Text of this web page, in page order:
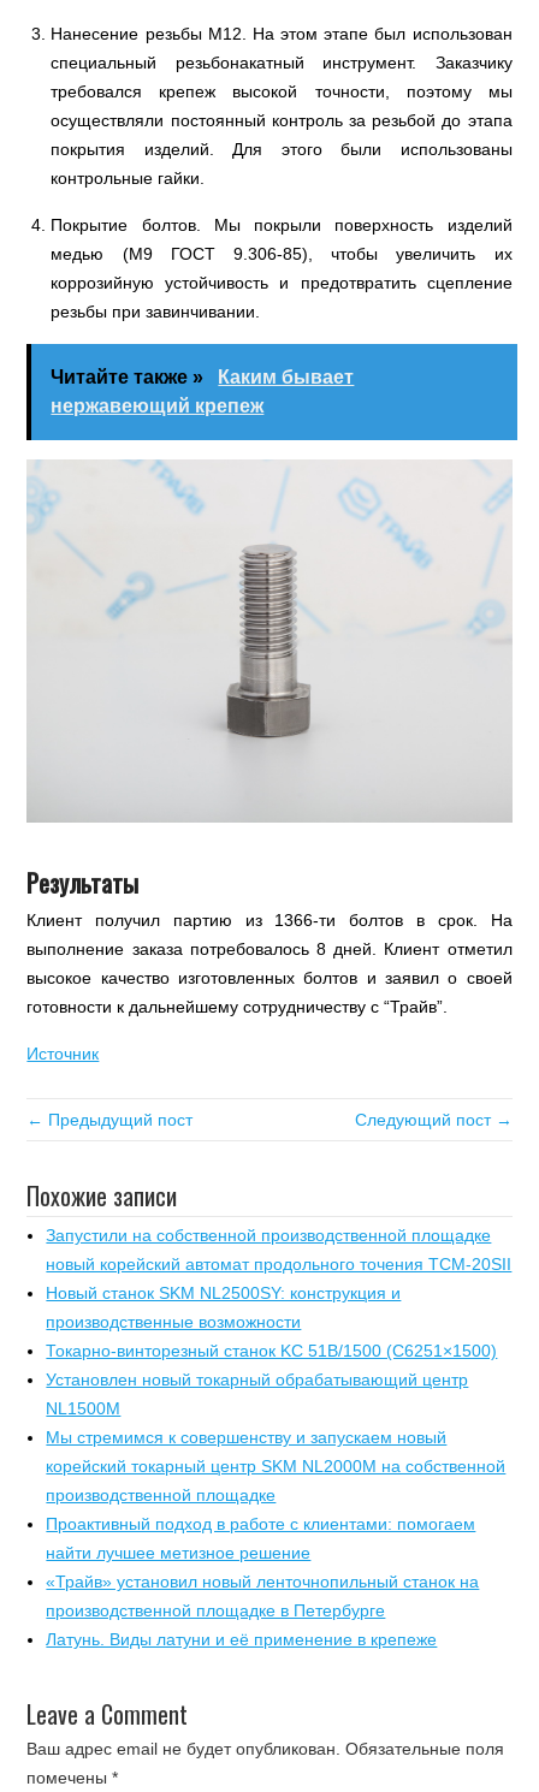
Нанесение резьбы М12. На этом этапе был использован
специальный резьбонакатный инструмент. Заказчику
требовался крепеж высокой точности, поэтому мы
осуществляли постоянный контроль за резьбой до этапа
покрытия изделий. Для этого были использованы
контрольные гайки.
Покрытие болтов. Мы покрыли поверхность изделий
медью (М9 ГОСТ 9.306-85), чтобы увеличить их
коррозийную устойчивость и предотвратить сцепление
резьбы при завинчивании.
Читайте также »
Каким бывает
нержавеющий крепеж
Результаты
Клиент получил партию из 1366-ти болтов в срок. На
выполнение заказа потребовалось 8 дней. Клиент отметил
высокое качество изготовленных болтов и заявил о своей
готовности к дальнейшему сотрудничеству с “Трайв”.
Источник
← Предыдущий пост Следующий пост →
Похожие записи
Запустили на собственной производственной площадке
новый корейский автомат продольного точения TCM-20SII
Новый станок SKM NL2500SY: конструкция и
производственные возможности
Токарно-винторезный станок KC 51B/1500 (C6251×1500)
Установлен новый токарный обрабатывающий центр
NL1500M
Мы стремимся к совершенству и запускаем новый
корейский токарный центр SKM NL2000M на собственной
производственной площадке
Проактивный подход в работе с клиентами: помогаем
найти лучшее метизное решение
«Трайв» установил новый ленточнопильный станок на
производственной площадке в Петербурге
Латунь. Виды латуни и её применение в крепеже
Leave a Comment
Ваш адрес email не будет опубликован. Обязательные поля
помечены*